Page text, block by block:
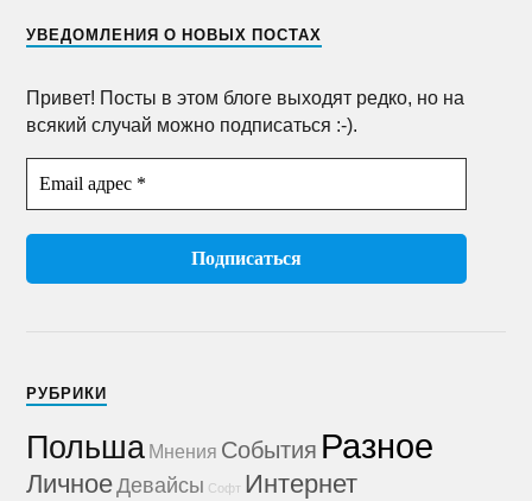
УВЕДОМЛЕНИЯ О НОВЫХ ПОСТАХ
Привет! Посты в этом блоге выходят редко, но на
всякий случай можно подписаться :-).
РУБРИКИ
Польша Мнения События Разное
ЛичноеДевайсы Софт Интернет